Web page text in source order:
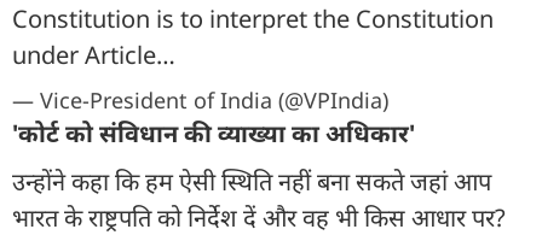
Constitution is to interpret the Constitution
under Article…
— Vice-President of India (@VPIndia)
'कोर्ट को संविधान की व्याख्या का अधिकार'
उन्होंने कहा कि हम ऐसी स्थिति नहीं बना सकते जहां आप
भारत के राष्ट्रपति को निर्देश दें और वह भी किस आधार पर?